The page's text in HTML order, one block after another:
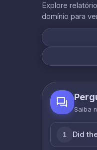
Explore
domínio para
Saiba
1 Did